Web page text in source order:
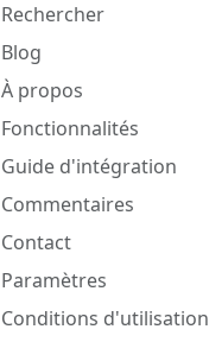
Rechercher
Blog
À propos
Fonctionnalités
Guide d'intégration
Commentaires
Contact
Paramètres
Conditions d'utilisation